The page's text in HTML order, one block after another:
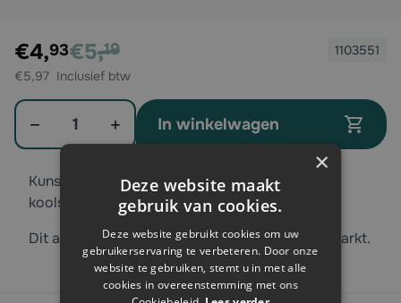
Exclusief btw:
€4,93Exclusief btw
€5,19
€5,97
1103551
Aantal
In winkelwagen
Kunststof bolusschieter om een bica- of
koolstofbolus in te geven bij een kalf.
Dit artikel is niet toegestaan op de Belgische markt.
×
Deze website maakt
gebruik van cookies.
Deze website gebruikt cookies om uw
gebruikerservaring te verbeteren. Door onze
website te gebruiken, stemt u in met alle
cookies in overeenstemming met ons